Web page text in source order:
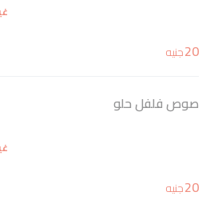
20جنيه
صوص فلفل حلو
20جنيه